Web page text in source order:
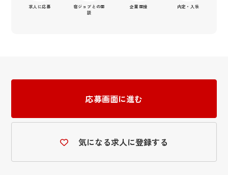
求人に応募
宿ジョブとの面
談
企業面接 内定・入社
応募画面に進む
気になる求人に登録する